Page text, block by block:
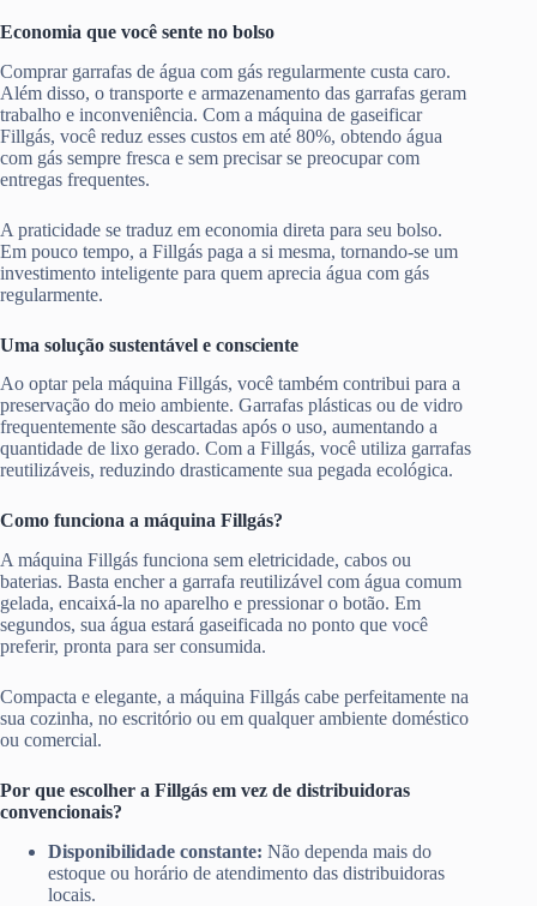
Economia que você sente no bolso
Comprar garrafas de água com gás regularmente custa caro.
Além disso, o transporte e armazenamento das garrafas geram
trabalho e inconveniência. Com a máquina de gaseificar
Fillgás, você reduz esses custos em até 80%, obtendo água
com gás sempre fresca e sem precisar se preocupar com
entregas frequentes.
A praticidade se traduz em economia direta para seu bolso.
Em pouco tempo, a Fillgás paga a si mesma, tornando-se um
investimento inteligente para quem aprecia água com gás
regularmente.
Uma solução sustentável e consciente
Ao optar pela máquina Fillgás, você também contribui para a
preservação do meio ambiente. Garrafas plásticas ou de vidro
frequentemente são descartadas após o uso, aumentando a
quantidade de lixo gerado. Com a Fillgás, você utiliza garrafas
reutilizáveis, reduzindo drasticamente sua pegada ecológica.
Como funciona a máquina Fillgás?
A máquina Fillgás funciona sem eletricidade, cabos ou
baterias. Basta encher a garrafa reutilizável com água comum
gelada, encaixá-la no aparelho e pressionar o botão. Em
segundos, sua água estará gaseificada no ponto que você
preferir, pronta para ser consumida.
Compacta e elegante, a máquina Fillgás cabe perfeitamente na
sua cozinha, no escritório ou em qualquer ambiente doméstico
ou comercial.
Por que escolher a Fillgás em vez de distribuidoras
convencionais?
Disponibilidade constante: Não dependa mais do
estoque ou horário de atendimento das distribuidoras
locais.